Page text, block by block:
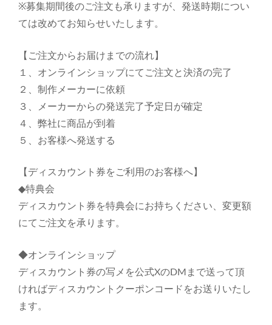
※募集期間後のご注文も承りますが、発送時期につい
ては改めてお知らせいたします。
【ご注文からお届けまでの流れ】
１、オンラインショップにてご注文と決済の完了
２、制作メーカーに依頼
３、メーカーからの発送完了予定日が確定
４、弊社に商品が到着
５、お客様へ発送する
【ディスカウント券をご利用のお客様へ】
◆特典会
ディスカウント券を特典会にお持ちください、変更額
にてご注文を承ります。
◆オンラインショップ
ディスカウント券の写メを公式XのDMまで送って頂
ければディスカウントクーポンコードをお送りいたし
ます。